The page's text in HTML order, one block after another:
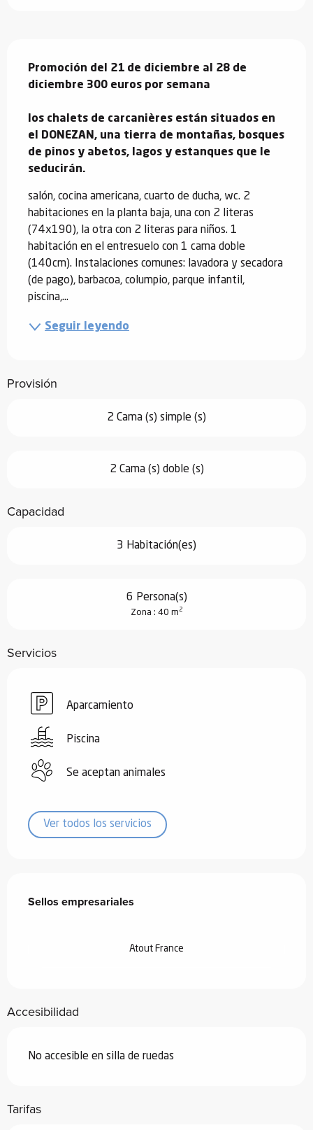
Promoción del 21 de diciembre al 28 de
diciembre 300 euros por semana
los chalets de carcanières están situados en
el DONEZAN, una tierra de montañas, bosques
de pinos y abetos, lagos y estanques que le
seducirán.
salón, cocina americana, cuarto de ducha, wc. 2
habitaciones en la planta baja, una con 2 literas
(74x190), la otra con 2 literas para niños. 1
habitación en el entresuelo con 1 cama doble
(140cm). Instalaciones comunes: lavadora y secadora
(de pago), barbacoa, columpio, parque infantil,
piscina,...
Seguir leyendo
Provisión
2 Cama (s) simple (s)
2 Cama (s) doble (s)
Capacidad
3 Habitación(es)
6 Persona(s)
Zona : 40 m 2
Servicios
Aparcamiento
Piscina
Se aceptan animales
Ver todos los servicios
Sellos empresariales
Sellos empresariales
Atout France
Accesibilidad
No accesible en silla de ruedas
Tarifas